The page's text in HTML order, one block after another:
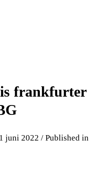
frankfurter
juni 2022 / Published in